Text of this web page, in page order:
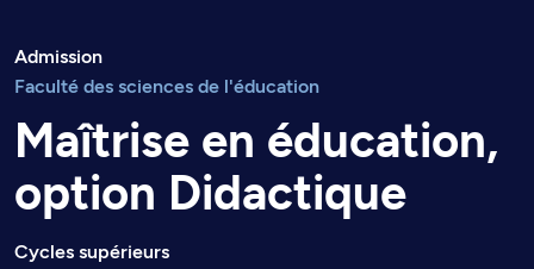
Admission
Faculté des sciences de l'éducation
Maîtrise en éducation,
option Didactique
Cycles supérieurs